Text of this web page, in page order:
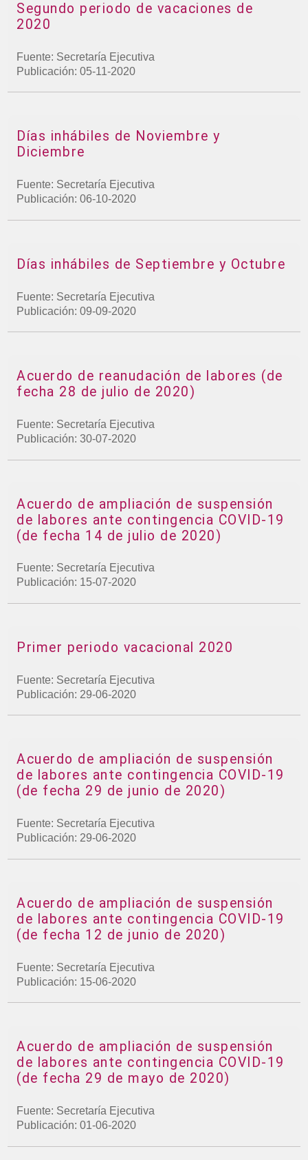
Segundo periodo de vacaciones de
2020
Fuente: Secretaría Ejecutiva
Publicación: 05-11-2020
Días inhábiles de Noviembre y
Diciembre
Fuente: Secretaría Ejecutiva
Publicación: 06-10-2020
Días inhábiles de Septiembre y Octubre
Fuente: Secretaría Ejecutiva
Publicación: 09-09-2020
Acuerdo de reanudación de labores (de
fecha 28 de julio de 2020)
Fuente: Secretaría Ejecutiva
Publicación: 30-07-2020
Acuerdo de ampliación de suspensión
de labores ante contingencia COVID-19
(de fecha 14 de julio de 2020)
Fuente: Secretaría Ejecutiva
Publicación: 15-07-2020
Primer periodo vacacional 2020
Fuente: Secretaría Ejecutiva
Publicación: 29-06-2020
Acuerdo de ampliación de suspensión
de labores ante contingencia COVID-19
(de fecha 29 de junio de 2020)
Fuente: Secretaría Ejecutiva
Publicación: 29-06-2020
Acuerdo de ampliación de suspensión
de labores ante contingencia COVID-19
(de fecha 12 de junio de 2020)
Fuente: Secretaría Ejecutiva
Publicación: 15-06-2020
Acuerdo de ampliación de suspensión
de labores ante contingencia COVID-19
(de fecha 29 de mayo de 2020)
Fuente: Secretaría Ejecutiva
Publicación: 01-06-2020